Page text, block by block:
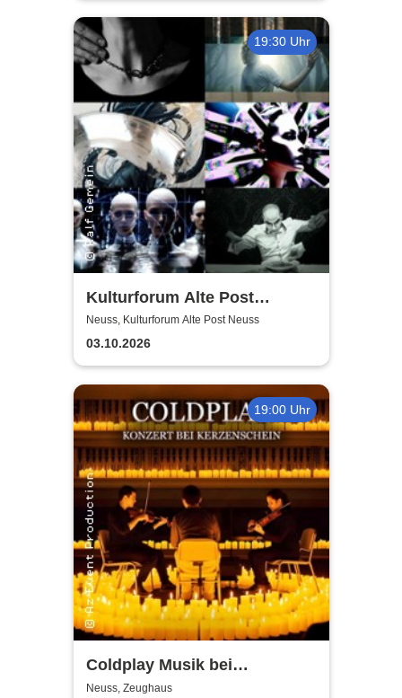
19:30 Uhr
Kulturforum Alte Post
presents: Layers Respond
Neuss, Kulturforum Alte Post Neuss
03.10.2026
19:00 Uhr
Coldplay Musik bei
Kerzenschein
Neuss, Zeughaus